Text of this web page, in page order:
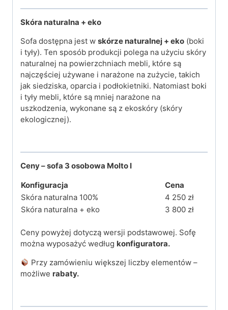
Skóra naturalna + eko
Sofa dostępna jest w skórze naturalnej + eko (boki
i tyły). Ten sposób produkcji polega na użyciu skóry
naturalnej na powierzchniach mebli, które są
najczęściej używane i narażone na zużycie, takich
jak siedziska, oparcia i podłokietniki. Natomiast boki
i tyły mebli, które są mniej narażone na
uszkodzenia, wykonane są z ekoskóry (skóry
ekologicznej).
Ceny – sofa 3 osobowa Molto I
Konfiguracja
Cena
Skóra naturalna 100%
4 250 zł
Skóra naturalna + eko
3 800 zł
Ceny powyżej dotyczą wersji podstawowej. Sofę
można wyposażyć według konfiguratora.
Przy zamówieniu większej liczby elementów –
możliwe rabaty.